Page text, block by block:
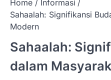
Home
Informasi
Sahaalah: Signifikansi
Modern
Sahaalah:
dalam